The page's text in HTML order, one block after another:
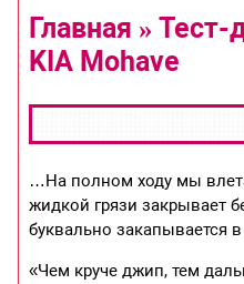
Главная »
KIA Mohave
…На полном ходу мы
жидкой грязи закрывает
буквально закапывается
«Чем круче джип, тем